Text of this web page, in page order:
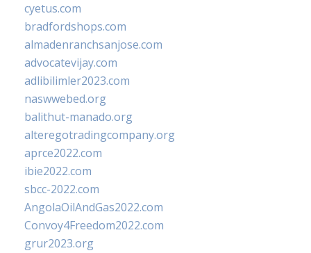
cyetus.com
bradfordshops.com
almadenranchsanjose.com
advocatevijay.com
adlibilimler2023.com
naswwebed.org
balithut-manado.org
alteregotradingcompany.org
aprce2022.com
ibie2022.com
sbcc-2022.com
AngolaOilAndGas2022.com
Convoy4Freedom2022.com
grur2023.org